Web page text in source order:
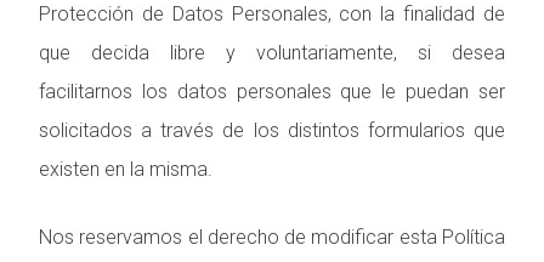
Protección de Datos Personales, con la finalidad de
que decida libre y voluntariamente, si desea
facilitarnos los datos personales que le puedan ser
solicitados a través de los distintos formularios que
existen en la misma.
Nos reservamos el derecho de modificar esta Política